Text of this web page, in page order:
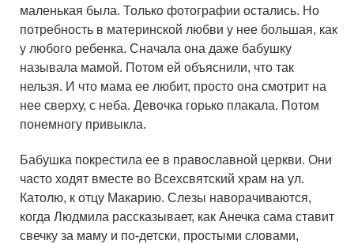
маленькая была. Только фотографии остались. Но
потребность в материнской любви у нее большая, как
у любого ребенка. Сначала она даже бабушку
называла мамой. Потом ей объяснили, что так
нельзя. И что мама ее любит, просто она смотрит на
нее сверху, с неба. Девочка горько плакала. Потом
понемногу привыкла.
Бабушка покрестила ее в православной церкви. Они
часто ходят вместе во Всехсвятский храм на ул.
Католю, к отцу Макарию. Слезы наворачиваются,
когда Людмила рассказывает, как Анечка сама ставит
свечку за маму и по-детски, простыми словами,